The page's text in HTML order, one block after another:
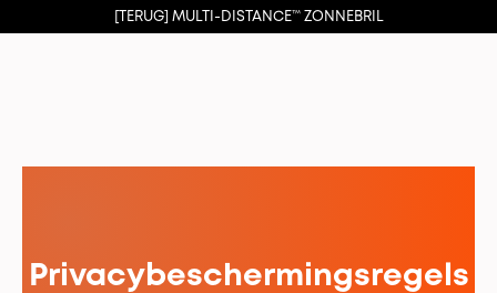
Privacybeschermingsregels